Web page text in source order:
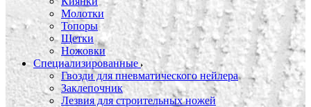
Молотки
Топоры
Щетки
Ножовки
Специализированные
Гвозди для пневматического нейлера
Заклепочник
Лезвия для строительных ножей